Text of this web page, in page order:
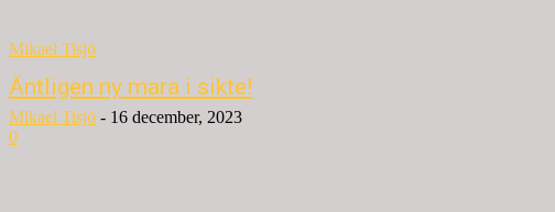
Mikael Tisjö
Äntligen ny mara i sikte!
Mikael Tisjö - 16 december, 2023
0